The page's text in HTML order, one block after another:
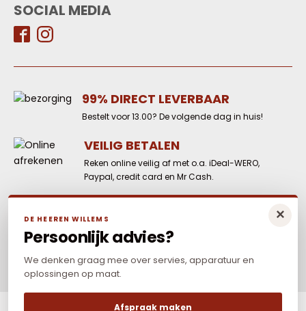
SOCIAL MEDIA
99% DIRECT LEVERBAAR
Bestelt voor 13.00? De volgende dag in huis!
VEILIG BETALEN
Reken online veilig af met o.a. iDeal-WERO,
Paypal, credit card en Mr Cash.
Elders goedkoper? Neem dan contact met
ons op.
×
DE HEEREN WILLEMS
Persoonlijk advies?
We denken graag mee over servies, apparatuur en
oplossingen op maat.
Afspraak maken